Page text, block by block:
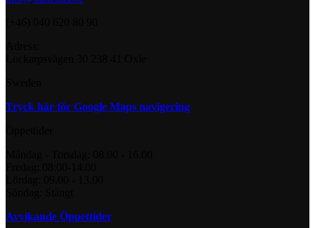
Tryck här för Google Maps navigering
Avvikande Öppettider